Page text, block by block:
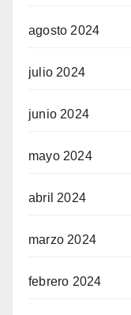
agosto 2024
julio 2024
junio 2024
mayo 2024
abril 2024
marzo 2024
febrero 2024